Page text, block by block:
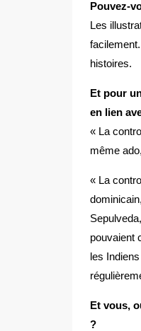
Pouvez-
Les
histoires.
Et pour
en lien
« La
même
« La
pouvaient
les
Et vous,
?